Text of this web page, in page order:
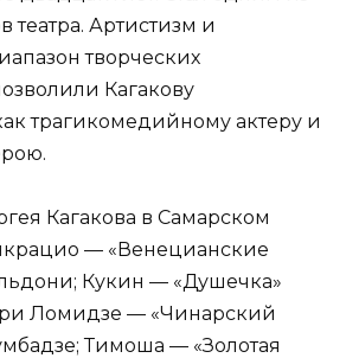
театра. Артистизм и
творческих
Кагакову
трагикомедийному актеру и
Кагакова в Самарском
— «Венецианские
Кукин — «Душечка»
Ломидзе — «Чинарский
Тимоша — «Золотая